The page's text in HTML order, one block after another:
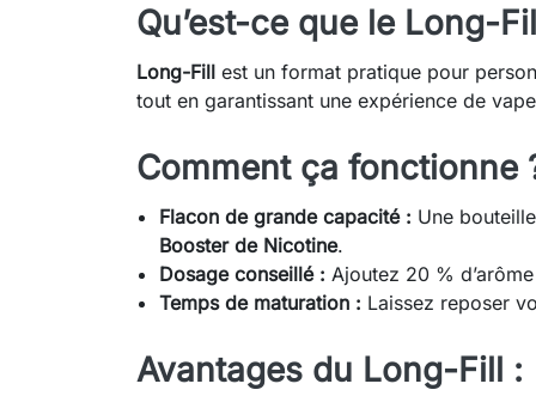
Qu’est-ce que le Long-
Long-Fill est un format pratique pour
tout en garantissant une expérience de
Comment ça fonctionne
Flacon de grande capacité : Une
Booster de Nicotine.
Dosage conseillé : Ajoutez 20 %
Temps de maturation : Laissez reposer
Avantages du Long-Fill :